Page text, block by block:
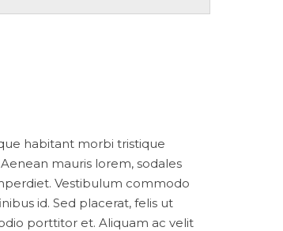
habitant morbi tristique
mauris lorem, sodales
Vestibulum commodo
id. Sed placerat, felis ut
porttitor et. Aliquam ac velit